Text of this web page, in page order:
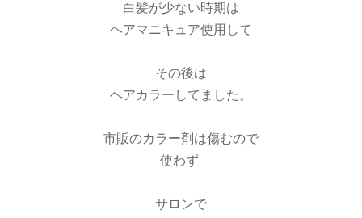
白髪が少ない時期は
ヘアマニキュア使用して
その後は
ヘアカラーしてました。
市販のカラー剤は傷むので
使わず
サロンで